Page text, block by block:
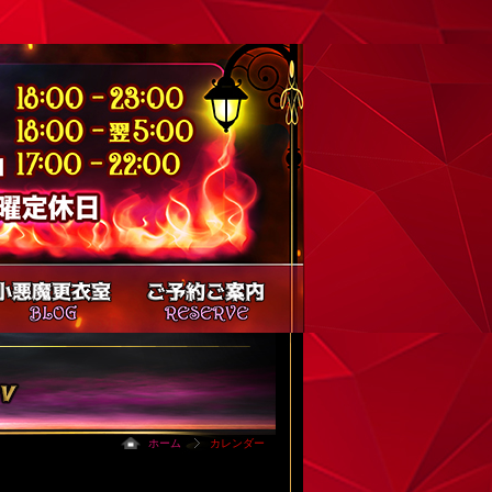
ホーム カレンダー